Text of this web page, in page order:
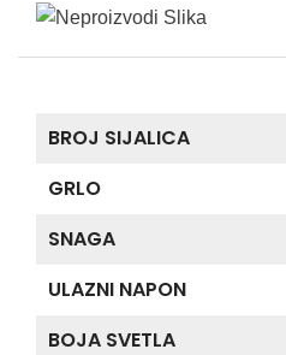
BROJ SIJALICA
GRLO
SNAGA
ULAZNI NAPON
BOJA SVETLA